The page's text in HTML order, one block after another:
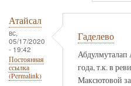
Атайсал
вс,
05/17/2020
- 19:42
Постоянная
ссылка
(Permalink)
Гаделево
Абдулмуталап
года, т.к. в
Максютовой за